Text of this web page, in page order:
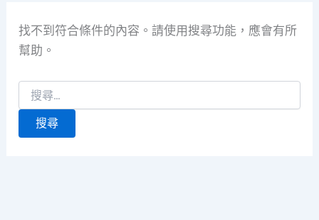
找不到符合條件的內容。請使用搜尋功能，應會有所
幫助。
搜
關